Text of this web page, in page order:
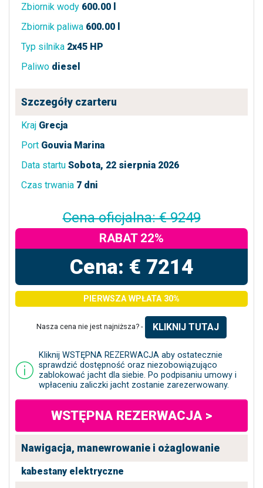
Zbiornik wody 600.00 l
Zbiornik paliwa 600.00 l
Typ silnika 2x45 HP
Paliwo diesel
Szczegóły czarteru
Kraj Grecja
Port Gouvia Marina
Data startu Sobota, 22 sierpnia 2026
Czas trwania 7 dni
Cena oficjalna: € 9249
RABAT 22%
Cena: € 7214
PIERWSZA WPŁATA 30%
Nasza cena nie jest najniższa? - KLIKNIJ TUTAJ
Kliknij WSTĘPNA REZERWACJA aby ostatecznie
sprawdzić dostępność oraz niezobowiązująco
zablokować jacht dla siebie. Po podpisaniu umowy i
wpłaceniu zaliczki jacht zostanie zarezerwowany.
WSTĘPNA REZERWACJA >
Nawigacja, manewrowanie i ożaglowanie
kabestany elektryczne